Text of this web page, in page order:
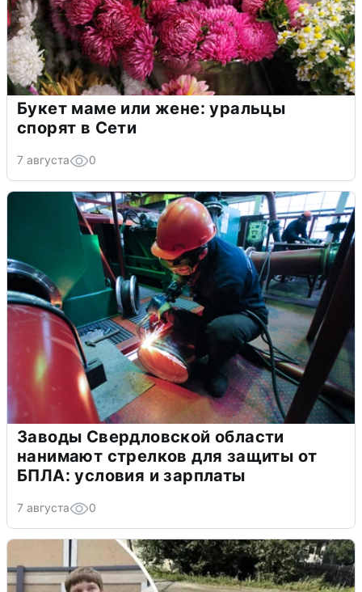
Букет маме или жене: уральцы
спорят в Сети
7 августа 0
Заводы Свердловской области
нанимают стрелков для защиты от
БПЛА: условия и зарплаты
7 августа 0